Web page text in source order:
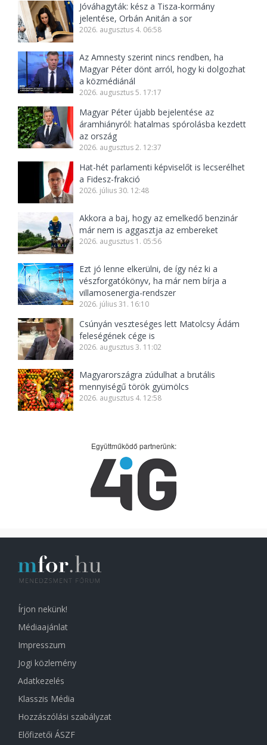
Jóváhagyták: kész a Tisza-kormány
jelentése, Orbán Anitán a sor
2026. augusztus 4. 06:58
Az Amnesty szerint nincs rendben, ha
Magyar Péter dönt arról, hogy ki dolgozhat
a közmédiánál
2026. augusztus 5. 17:17
Magyar Péter újabb bejelentése az
áramhiányról: hatalmas spórolásba kezdett
az ország
2026. augusztus 2. 12:37
Hat-hét parlamenti képviselőt is lecserélhet
a Fidesz-frakció
2026. július 30. 12:48
Akkora a baj, hogy az emelkedő benzinár
már nem is aggasztja az embereket
2026. augusztus 1. 05:56
Ezt jó lenne elkerülni, de így néz ki a
vészforgatókönyv, ha már nem bírja a
villamosenergia-rendszer
2026. július 31. 16:10
Csúnyán veszteséges lett Matolcsy Ádám
feleségének cége is
2026. augusztus 3. 11:02
Magyarországra zúdulhat a brutális
mennyiségű török gyümölcs
2026. augusztus 4. 12:58
Együttműködő partnerünk:
Írjon nekünk!
Médiaajánlat
Impresszum
Jogi közlemény
Adatkezelés
Klasszis Média
Hozzászólási szabályzat
Előfizetői ÁSZF